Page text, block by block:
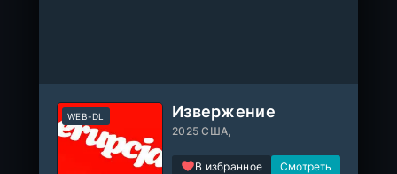
Извержение
2025 США,
В избранное
WEB-DL